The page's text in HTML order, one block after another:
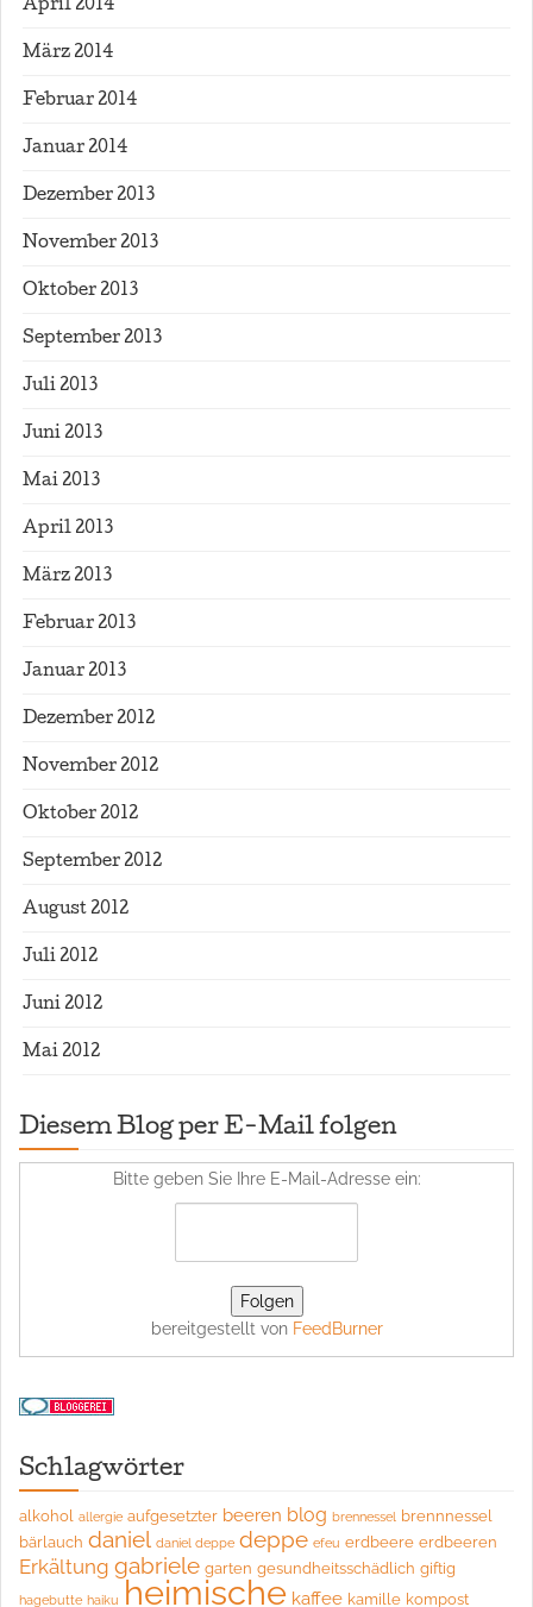
April 2014
März 2014
Februar 2014
Januar 2014
Dezember 2013
November 2013
Oktober 2013
September 2013
Juli 2013
Juni 2013
Mai 2013
April 2013
März 2013
Februar 2013
Januar 2013
Dezember 2012
November 2012
Oktober 2012
September 2012
August 2012
Juli 2012
Juni 2012
Mai 2012
Diesem Blog per E-Mail folgen
Bitte geben Sie Ihre E-Mail-Adresse ein:
bereitgestellt von FeedBurner
Schlagwörter
alkohol allergie aufgesetzter beeren blog brennessel brennnessel
bärlauch daniel daniel deppe deppe efeu erdbeere erdbeeren
Erkältung gabriele garten gesundheitsschädlich giftig
hagebutte haiku heimische kaffee kamille kompost